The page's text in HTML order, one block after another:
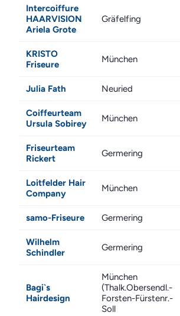
Intercoiffure
HAARVISION
Ariela Grote
Gräfelfing
KRISTO
Friseure
München
Julia Fath Neuried
Coiffeurteam
Ursula Sobirey
München
Friseurteam
Rickert
Germering
Loitfelder Hair
Company
München
samo-Friseure Germering
Wilhelm
Schindler
Germering
Bagi`s
Hairdesign
München
(Thalk.Obersendl.-
Forsten-Fürstenr.-
Soll